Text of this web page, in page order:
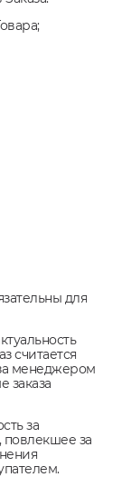
для
считается
менеджером
заказа
за
повлекшее за